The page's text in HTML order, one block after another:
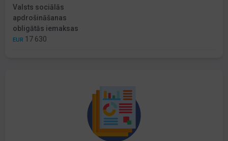
Valsts sociālās
apdrošināšanas
obligātās iemaksas
EUR 17 630